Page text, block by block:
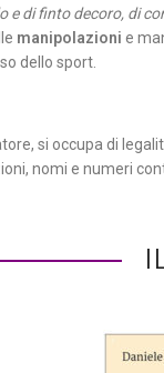
di finto decoro, di
manipolazioni e
dello sport.
si occupa di
nomi e numeri